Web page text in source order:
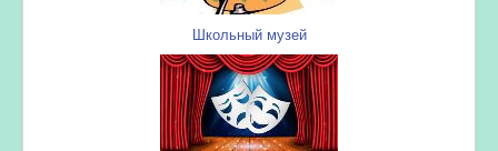
Школьный музей